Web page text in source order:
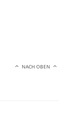
NACH OBEN